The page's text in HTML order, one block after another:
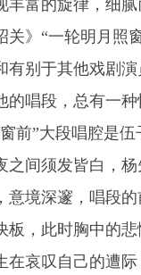
丰富的旋律，细
关》“一轮明月照
有别于其他戏剧
的唱段，总有一
前”大段唱腔是
之间须发皆白，
意境深邃，唱段
板，此时胸中的
在哀叹自己的遭